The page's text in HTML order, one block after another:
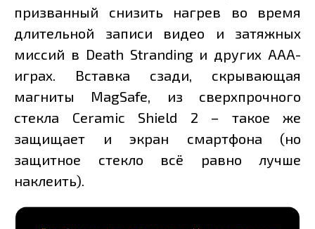
призванный снизить нагрев во время
длительной записи видео и затяжных
миссий в Death Stranding и других ААА-
играх. Вставка сзади, скрывающая
магниты MagSafe, из сверхпрочного
стекла Ceramic Shield 2 – такое же
защищает и экран смартфона (но
защитное стекло всё равно лучше
наклеить).